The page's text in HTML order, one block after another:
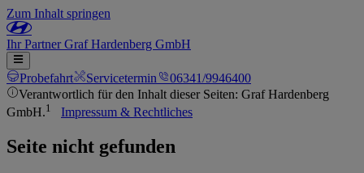
Zum Inhalt springen
IhrPartnerGraf Hardenberg GmbH
Probefahrt Servicetermin
06341/9946400
Verantwortlich für den Inhalt dieser Seiten: Graf Hardenberg
GmbH.1 Impressum & Rechtliches
Seite nicht gefunden